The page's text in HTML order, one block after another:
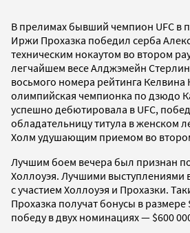
В прелимах бывший чемпион UFC в
Иржи Прохазка победил серба
техническим нокаутом во втором
легчайшем весе Алджэмейн
восьмого номера рейтинга Келвина
олимпийская чемпионка по дзюдо
успешно дебютировала в UFC,
обладательницу титула в женском
Холм удушающим приемом во
Лучшим боем вечера был признан
Холлоуэя. Лучшими выступлениями
с участием Холлоуэя и Прохазки.
Прохазка получат бонусы в размере
победу в двух номинациях — $600